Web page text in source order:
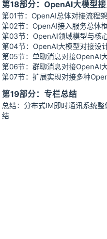
第18部分：OpenAI大模型
第01节：OpenAI总体对接流程
第02节：OpenAI接入服务总体
第03节：OpenAI领域模型与核
第04节：OpenAI大模型对接设
第05节：单聊消息对接OpenAI
第06节：群聊消息对接OpenAI
第07节：扩展实现对接多种
第19部分：专栏总结
总结：分布式IM即时通讯系统整
结